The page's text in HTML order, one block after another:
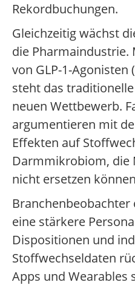
Rekordbuchungen.
Gleichzeitig wächst
die Pharmaindustrie.
von GLP-1-
steht das
neuen Wettbewerb.
argumentieren mit
Effekten auf
Darmmikrobiom, die
nicht ersetzen
eine stärkere
Dispositionen und
Stoffwechseldaten
Apps und Wearables